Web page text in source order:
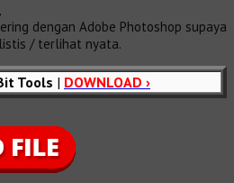
dengan Adobe Photoshop supaya
/ terlihat nyata.
Tools | DOWNLOAD ›